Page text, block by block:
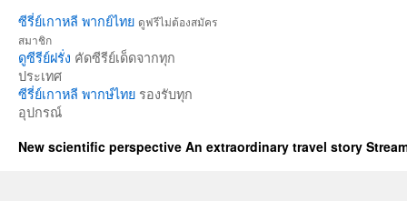
ซีรี่ย์เกาหลี พากย์ไทย ดูฟรีไม่ต้องสมัคร
สมาชิก
ดูซีรีย์ฝรั่ง คัดซีรีย์เด็ดจากทุก
ประเทศ
ซีรี่ย์เกาหลี พากษ์ไทย รองรับทุก
อุปกรณ์
New scientific perspective An extraordinary travel story